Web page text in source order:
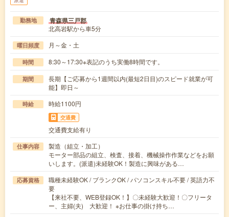
勤務地 青森県三戸郡
北高岩駅から車5分
曜日頻度 月～金・土
時間 8:30～17:30※表記のうち実働8時間です。
期間
長期【ご応募から1週間以内(最短2日目)のスピード就業が可
能】即日～
時給 時給1100円
交通費
交通費支給有り
仕事内容
製造（組立・加工）
モーター部品の組立、検査、接着、機械操作作業などをお願
いします。(派遣)未経験OK！製造に興味がある…
応募資格
職種未経験OK / ブランクOK / パソコンスキル不要 / 英語力不
要
【来社不要、WEB登録OK！】〇未経験大歓迎！〇フリータ
ー、主婦(夫) 大歓迎！ ※お仕事の掛け持ち…